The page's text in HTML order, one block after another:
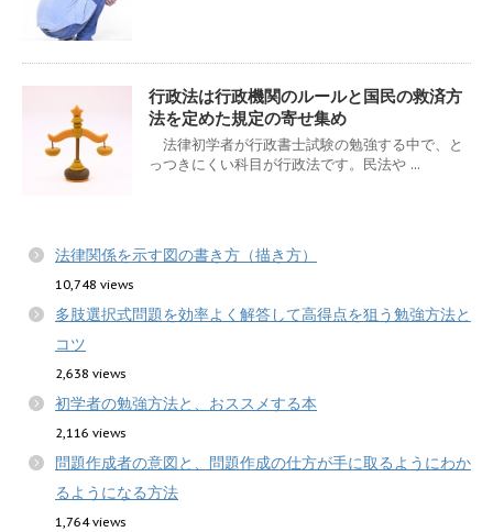
行政法は行政機関のルールと国民の救済方
法を定めた規定の寄せ集め
法律初学者が行政書士試験の勉強する中で、と
っつきにくい科目が行政法です。民法や ...
法律関係を示す図の書き方（描き方）
10,748 views
多肢選択式問題を効率よく解答して高得点を狙う勉強方法と
コツ
2,638 views
初学者の勉強方法と、おススメする本
2,116 views
問題作成者の意図と、問題作成の仕方が手に取るようにわか
るようになる方法
1,764 views